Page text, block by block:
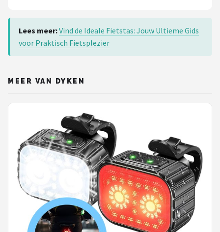
Lees meer:Vind de Ideale Fietstas: Jouw Ultieme Gids
voor Praktisch Fietsplezier
MEER VAN DYKEN